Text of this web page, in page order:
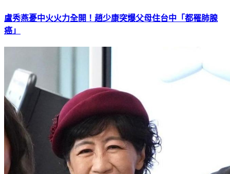
盧秀燕憂中火火力全開！趙少康突爆父母住台中「都罹肺腺
癌」